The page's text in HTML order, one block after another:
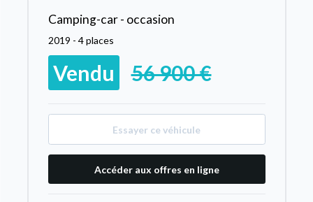
Camping-car - occasion
2019 - 4 places
Vendu 56 900 €
Essayer ce véhicule
Accéder aux offres en ligne